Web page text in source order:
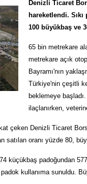
Denizli Ticaret
hareketlendi.
100 büyükbaş ve
65 bin metrekare
metrekare açık
Bayramı'nın
Türkiye'nin çeşitli
beklemeye
ilaçlanırken,
çeken Denizli Ticaret
oranı yüzde 80,
küçükbaş padoğundan
kullanıma sunuldu.